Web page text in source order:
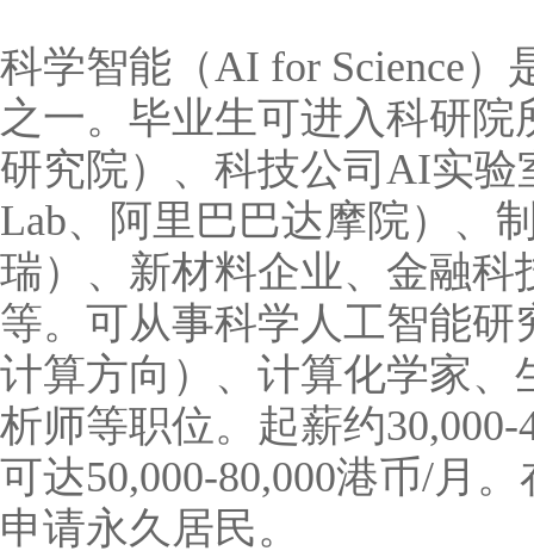
科学智能（AI for Science
之一。毕业生可进入科研
研究院）、科技公司AI实
Lab、阿里巴巴达摩院）、
瑞）、新材料企业、金融
等。可从事科学人工智能
计算方向）、计算化学家
析师等职位。起薪约
可达50,000-80,000港币/月
申请永久居民。